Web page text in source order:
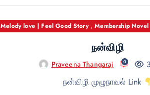
Melody love | Feel Good Story,Membership Novel
நன்விழி
Praveena Thangaraj 0
நன்விழி முழுநாவல் Link